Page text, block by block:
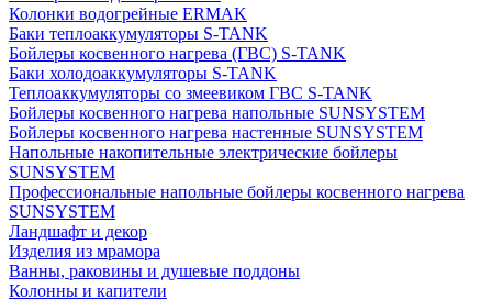
Колонки водогрейные ERMAK
Баки теплоаккумуляторы S-TANK
Бойлеры косвенного нагрева (ГВС) S-TANK
Баки холодоаккумуляторы S-TANK
Теплоаккумуляторы со змеевиком ГВС S-TANK
Бойлеры косвенного нагрева напольные SUNSYSTEM
Бойлеры косвенного нагрева настенные SUNSYSTEM
Напольные накопительные электрические бойлеры
SUNSYSTEM
Профессиональные напольные бойлеры косвенного нагрева
SUNSYSTEM
Ландшафт и декор
Изделия из мрамора
Ванны, раковины и душевые поддоны
Колонны и капители